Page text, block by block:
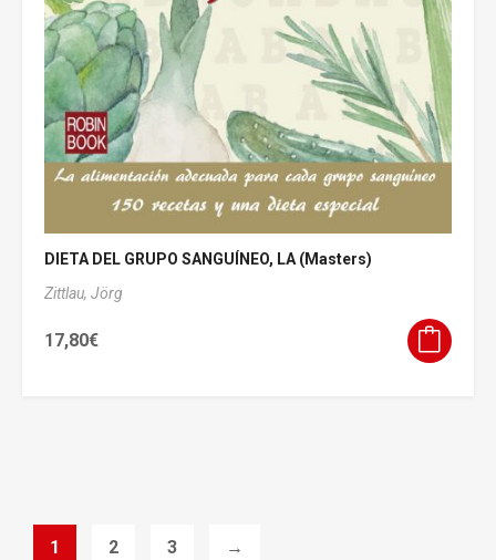
DIETA DEL GRUPO SANGUÍNEO, LA (Masters)
Zittlau, Jörg
17,80€
1 2 3 →